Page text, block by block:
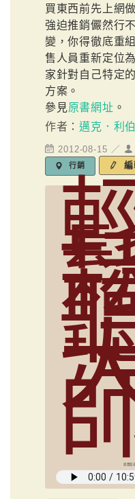
買東西前先上網
強迫推銷儼然行
變，你得徹底重
售人員重新定位
家針對自己特定
方案。
參見原書網址 。
作者：邁克．利
2012-08-15 ／
行銷
媒體創